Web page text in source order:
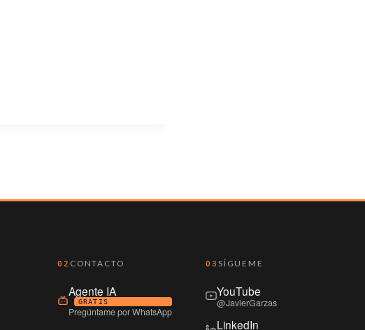
02 CONTACTO
Agente IA
GRATIS
Pregúntame por WhatsApp
03 SÍGUEME
YouTube
@JavierGarzas
LinkedIn